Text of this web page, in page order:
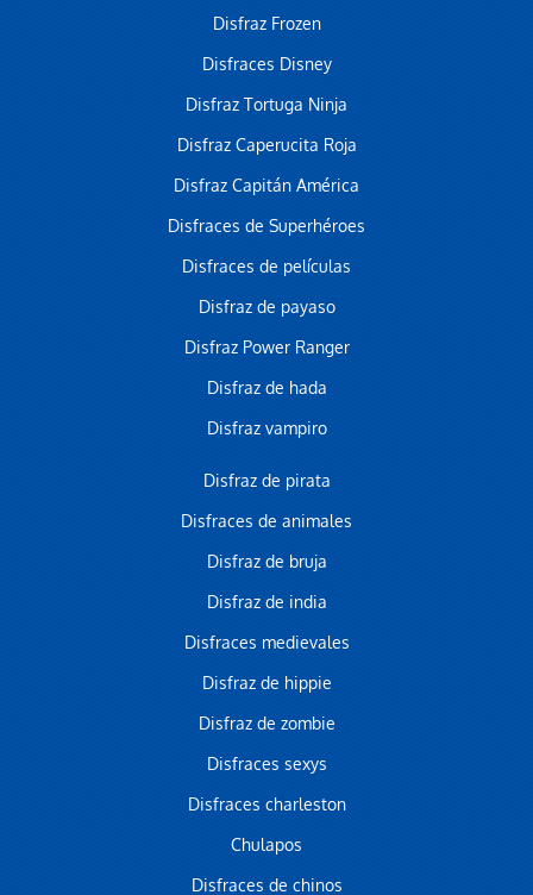
Disfraz Frozen
Disfraces Disney
Disfraz Tortuga Ninja
Disfraz Caperucita Roja
Disfraz Capitán América
Disfraces de Superhéroes
Disfraces de películas
Disfraz de payaso
Disfraz Power Ranger
Disfraz de hada
Disfraz vampiro
Disfraz de pirata
Disfraces de animales
Disfraz de bruja
Disfraz de india
Disfraces medievales
Disfraz de hippie
Disfraz de zombie
Disfraces sexys
Disfraces charleston
Chulapos
Disfraces de chinos